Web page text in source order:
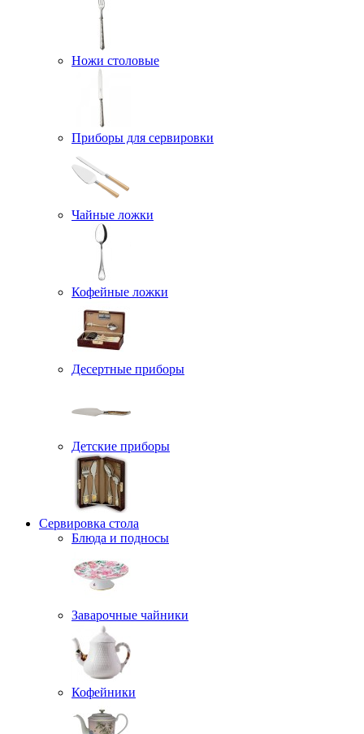
Ножи столовые
Приборы для сервировки
Чайные ложки
Кофейные ложки
Десертные приборы
Детские приборы
Сервировка стола
Блюда и подносы
Заварочные чайники
Кофейники